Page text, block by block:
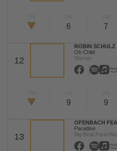
6 7
12
ROBIN SCHULZ
Oh Child
Warner
9 9
13
OFENBACH
Paradise
Big Beat Paris/